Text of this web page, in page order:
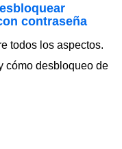
contraseña
todos los aspectos.
cómo desbloqueo de